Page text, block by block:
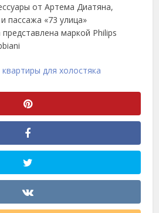
от Артема Диатяна,
пассажа «73 улица»
маркой Philips
для холостяка